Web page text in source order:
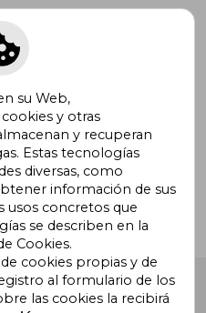
ofertas y
65, Nave 3 (08940),
Derechos Reservados.
su Web,
y otras
y recuperan
Estas tecnologías
diversas, como
información de sus
usos concretos que
se describen en la
Cookies.
cookies propias y de
al formulario de los
las cookies la recibirá